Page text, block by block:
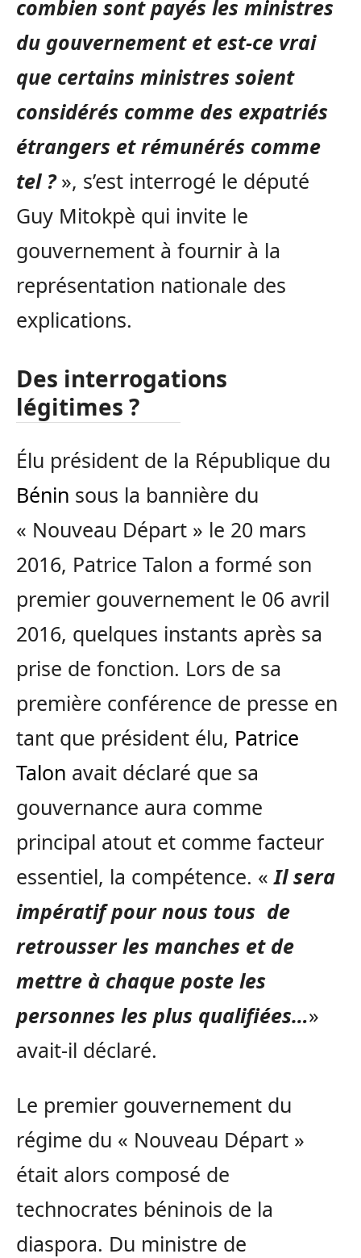
combien sont payés les ministres
du gouvernement et est-ce vrai
que certains ministres soient
considérés comme des expatriés
étrangers et rémunérés comme
tel ?», s’est interrogé le député
Guy Mitokpè qui invite le
gouvernement à fournir à la
représentation nationale des
explications.
Des interrogations
légitimes ?
Élu président de la République du
Bénin sous la bannière du
« Nouveau Départ » le 20 mars
2016, Patrice Talon a formé son
premier gouvernement le 06 avril
2016, quelques instants après sa
prise de fonction. Lors de sa
première conférence de presse en
tant que président élu, Patrice
Talon avait déclaré que sa
gouvernance aura comme
principal atout et comme facteur
essentiel, la compétence. «Il sera
impératif pour nous tous de
retrousser les manches et de
mettre à chaque poste les
personnes les plus qualifiées…»
avait-il déclaré.
Le premier gouvernement du
régime du « Nouveau Départ »
était alors composé de
technocrates béninois de la
diaspora. Du ministre de